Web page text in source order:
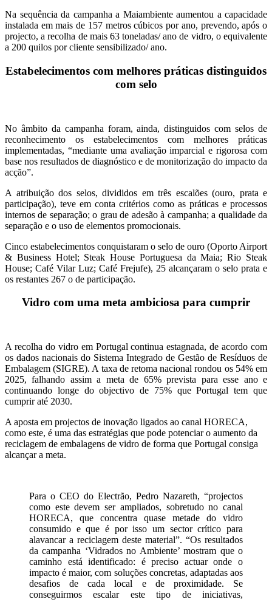
Na sequência da campanha a Maiambiente aumentou a capacidade
instalada em mais de 157 metros cúbicos por ano, prevendo, após o
projecto, a recolha de mais 63 toneladas/ ano de vidro, o equivalente
a 200 quilos por cliente sensibilizado/ ano.
Estabelecimentos com melhores práticas distinguidos
com selo
No âmbito da campanha foram, ainda, distinguidos com selos de
reconhecimento os estabelecimentos com melhores práticas
implementadas, “mediante uma avaliação imparcial e rigorosa com
base nos resultados de diagnóstico e de monitorização do impacto da
acção”.
A atribuição dos selos, divididos em três escalões (ouro, prata e
participação), teve em conta critérios como as práticas e processos
internos de separação; o grau de adesão à campanha; a qualidade da
separação e o uso de elementos promocionais.
Cinco estabelecimentos conquistaram o selo de ouro (Oporto Airport
& Business Hotel; Steak House Portuguesa da Maia; Rio Steak
House; Café Vilar Luz; Café Frejufe), 25 alcançaram o selo prata e
os restantes 267 o de participação.
Vidro com uma meta ambiciosa para cumprir
A recolha do vidro em Portugal continua estagnada, de acordo com
os dados nacionais do Sistema Integrado de Gestão de Resíduos de
Embalagem (SIGRE). A taxa de retoma nacional rondou os 54% em
2025, falhando assim a meta de 65% prevista para esse ano e
continuando longe do objectivo de 75% que Portugal tem que
cumprir até 2030.
A aposta em projectos de inovação ligados ao canal HORECA,
como este, é uma das estratégias que pode potenciar o aumento da
reciclagem de embalagens de vidro de forma que Portugal consiga
alcançar a meta.
Para o CEO do Electrão, Pedro Nazareth, “projectos
como este devem ser ampliados, sobretudo no canal
HORECA, que concentra quase metade do vidro
consumido e que é por isso um sector crítico para
alavancar a reciclagem deste material”. “Os resultados
da campanha ‘Vidrados no Ambiente’ mostram que o
caminho está identificado: é preciso actuar onde o
impacto é maior, com soluções concretas, adaptadas aos
desafios de cada local e de proximidade. Se
conseguirmos escalar este tipo de iniciativas,